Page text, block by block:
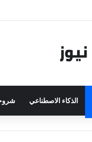
الذكاء الاصطناعي